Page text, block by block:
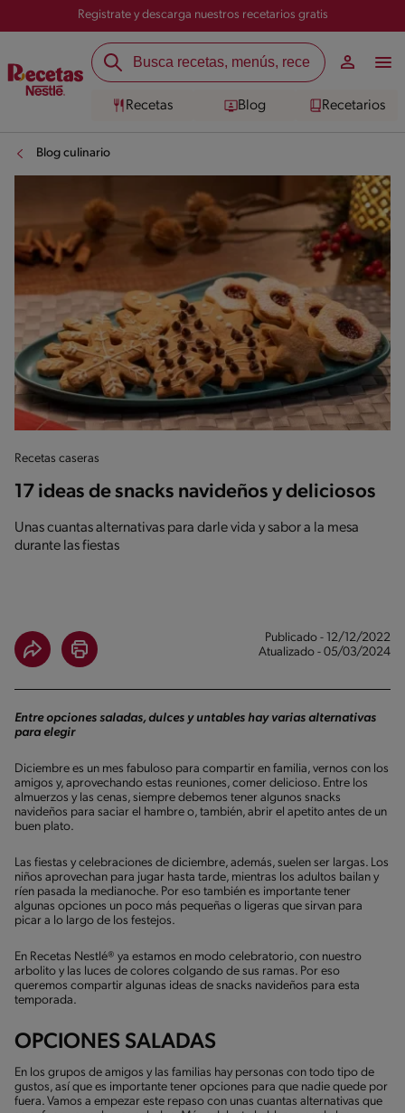
Registrate y descarga nuestros recetarios gratis
Recetas Blog Recetarios
Blog culinario
Recetas caseras
17 ideas de snacks navideños y deliciosos
Unas cuantas alternativas para darle vida y sabor a la mesa
durante las fiestas
Publicado - 12/12/2022
Atualizado - 05/03/2024
Entre opciones saladas, dulces y untables hay varias alternativas
para elegir
Diciembre es un mes fabuloso para compartir en familia, vernos con los
amigos y, aprovechando estas reuniones, comer delicioso. Entre los
almuerzos y las cenas, siempre debemos tener algunos snacks
navideños para saciar el hambre o, también, abrir el apetito antes de un
buen plato.
Las fiestas y celebraciones de diciembre, además, suelen ser largas. Los
niños aprovechan para jugar hasta tarde, mientras los adultos bailan y
ríen pasada la medianoche. Por eso también es importante tener
algunas opciones un poco más pequeñas o ligeras que sirvan para
picar a lo largo de los festejos.
En Recetas Nestlé® ya estamos en modo celebratorio, con nuestro
arbolito y las luces de colores colgando de sus ramas. Por eso
queremos compartir algunas ideas de snacks navideños para esta
temporada.
OPCIONES SALADAS
En los grupos de amigos y las familias hay personas con todo tipo de
gustos, así que es importante tener opciones para que nadie quede por
fuera. Vamos a empezar este repaso con unas cuantas alternativas que